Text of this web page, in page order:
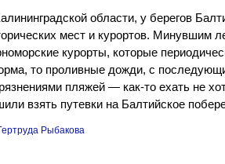
области, у берегов
мест и курортов. Минувшим
курорты, которые
то проливные дожди, с
пляжей — как-то ехать не
взять путевки на Балтийское
Рыбакова